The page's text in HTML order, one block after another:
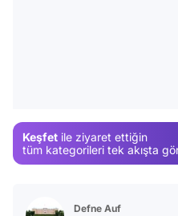
Keşfet ile ziyaret ettiğin
tüm kategorileri tek akışta
Defne Auf